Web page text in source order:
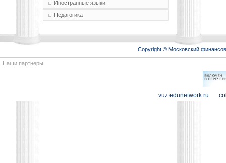
Иностранные языки
Педагогика
Copyright © Московский
Наши партнеры:
vuz.edunetwork.ru